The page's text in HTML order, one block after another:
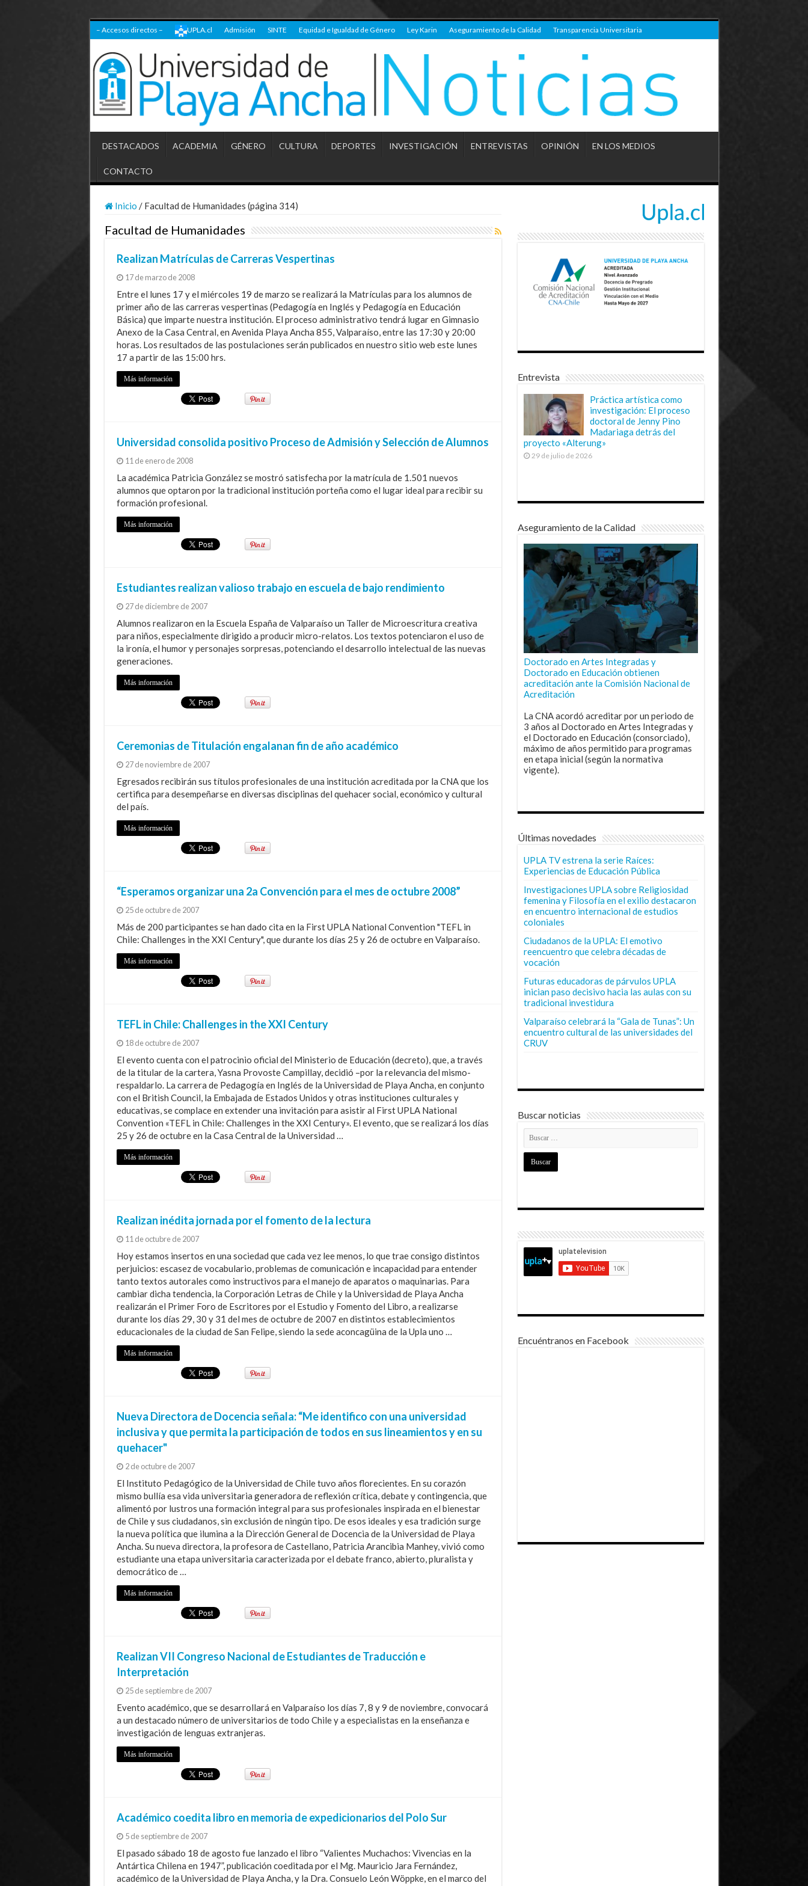
– Accesos directos – UPLA.cl Admisión SINTE Equidad e Igualdad de Género Ley Karin Aseguramiento de la Calidad Transparencia Universitaria
DESTACADOS ACADEMIA GÉNERO CULTURA DEPORTES INVESTIGACIÓN ENTREVISTAS OPINIÓN EN LOS MEDIOS
CONTACTO
Inicio / Facultad de Humanidades (página 314)
Facultad de Humanidades
Realizan Matrículas de Carreras Vespertinas
17 de marzo de 2008
Entre el lunes 17 y el miércoles 19 de marzo se realizará la Matrículas para los alumnos de
primer año de las carreras vespertinas (Pedagogía en Inglés y Pedagogía en Educación
Básica) que imparte nuestra institución. El proceso administrativo tendrá lugar en Gimnasio
Anexo de la Casa Central, en Avenida Playa Ancha 855, Valparaíso, entre las 17:30 y 20:00
horas. Los resultados de las postulaciones serán publicados en nuestro sitio web este lunes
17 a partir de las 15:00 hrs.
Más información
Universidad consolida positivo Proceso de Admisión y Selección de Alumnos
11 de enero de 2008
La académica Patricia González se mostró satisfecha por la matrícula de 1.501 nuevos
alumnos que optaron por la tradicional institución porteña como el lugar ideal para recibir su
formación profesional.
Más información
Estudiantes realizan valioso trabajo en escuela de bajo rendimiento
27 de diciembre de 2007
Alumnos realizaron en la Escuela España de Valparaíso un Taller de Microescritura creativa
para niños, especialmente dirigido a producir micro-relatos. Los textos potenciaron el uso de
la ironía, el humor y personajes sorpresas, potenciando el desarrollo intelectual de las nuevas
generaciones.
Más información
Ceremonias de Titulación engalanan fin de año académico
27 de noviembre de 2007
Egresados recibirán sus títulos profesionales de una institución acreditada por la CNA que los
certifica para desempeñarse en diversas disciplinas del quehacer social, económico y cultural
del país.
Más información
“Esperamos organizar una 2a Convención para el mes de octubre 2008”
25 de octubre de 2007
Más de 200 participantes se han dado cita en la First UPLA National Convention "TEFL in
Chile: Challenges in the XXI Century", que durante los días 25 y 26 de octubre en Valparaíso.
Más información
TEFL in Chile: Challenges in the XXI Century
18 de octubre de 2007
El evento cuenta con el patrocinio oficial del Ministerio de Educación (decreto), que, a través
de la titular de la cartera, Yasna Provoste Campillay, decidió –por la relevancia del mismo-
respaldarlo. La carrera de Pedagogía en Inglés de la Universidad de Playa Ancha, en conjunto
con el British Council, la Embajada de Estados Unidos y otras instituciones culturales y
educativas, se complace en extender una invitación para asistir al First UPLA National
Convention «TEFL in Chile: Challenges in the XXI Century». El evento, que se realizará los días
25 y 26 de octubre en la Casa Central de la Universidad …
Más información
Realizan inédita jornada por el fomento de la lectura
11 de octubre de 2007
Hoy estamos insertos en una sociedad que cada vez lee menos, lo que trae consigo distintos
perjuicios: escasez de vocabulario, problemas de comunicación e incapacidad para entender
tanto textos autorales como instructivos para el manejo de aparatos o maquinarias. Para
cambiar dicha tendencia, la Corporación Letras de Chile y la Universidad de Playa Ancha
realizarán el Primer Foro de Escritores por el Estudio y Fomento del Libro, a realizarse
durante los días 29, 30 y 31 del mes de octubre de 2007 en distintos establecimientos
educacionales de la ciudad de San Felipe, siendo la sede aconcagüina de la Upla uno …
Más información
Nueva Directora de Docencia señala: “Me identifico con una universidad
inclusiva y que permita la participación de todos en sus lineamientos y en su
quehacer"
2 de octubre de 2007
El Instituto Pedagógico de la Universidad de Chile tuvo años florecientes. En su corazón
mismo bullía esa vida universitaria generadora de reflexión crítica, debate y contingencia, que
alimentó por lustros una formación integral para sus profesionales inspirada en el bienestar
de Chile y sus ciudadanos, sin exclusión de ningún tipo. De esos ideales y esa tradición surge
la nueva política que ilumina a la Dirección General de Docencia de la Universidad de Playa
Ancha. Su nueva directora, la profesora de Castellano, Patricia Arancibia Manhey, vivió como
estudiante una etapa universitaria caracterizada por el debate franco, abierto, pluralista y
democrático de …
Más información
Realizan VII Congreso Nacional de Estudiantes de Traducción e
Interpretación
25 de septiembre de 2007
Evento académico, que se desarrollará en Valparaíso los días 7, 8 y 9 de noviembre, convocará
a un destacado número de universitarios de todo Chile y a especialistas en la enseñanza e
investigación de lenguas extranjeras.
Más información
Académico coedita libro en memoria de expedicionarios del Polo Sur
5 de septiembre de 2007
El pasado sábado 18 de agosto fue lanzado el libro “Valientes Muchachos: Vivencias en la
Antártica Chilena en 1947”, publicación coeditada por el Mg. Mauricio Jara Fernández,
académico de la Universidad de Playa Ancha, y la Dra. Consuelo León Wöppke, en el marco del
Entrevista
Práctica artística como
investigación: El proceso
doctoral de Jenny Pino
Madariaga detrás del
proyecto «Alterung»
29 de julio de 2026
Aseguramiento de la Calidad
Doctorado en Artes Integradas y
Doctorado en Educación obtienen
acreditación ante la Comisión Nacional de
Acreditación
La CNA acordó acreditar por un periodo de
3 años al Doctorado en Artes Integradas y
el Doctorado en Educación (consorciado),
máximo de años permitido para programas
en etapa inicial (según la normativa
vigente).
Últimas novedades
UPLA TV estrena la serie Raíces:
Experiencias de Educación Pública
Investigaciones UPLA sobre Religiosidad
femenina y Filosofía en el exilio destacaron
en encuentro internacional de estudios
coloniales
Ciudadanos de la UPLA: El emotivo
reencuentro que celebra décadas de
vocación
Futuras educadoras de párvulos UPLA
inician paso decisivo hacia las aulas con su
tradicional investidura
Valparaíso celebrará la “Gala de Tunas”: Un
encuentro cultural de las universidades del
CRUV
Buscar noticias
Encuéntranos en Facebook